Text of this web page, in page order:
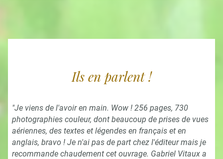
Ils en parlent !
"Je viens de l'avoir en main. Wow ! 256 pages, 730
photographies couleur, dont beaucoup de prises de vues
aériennes, des textes et légendes en français et en
anglais, bravo ! Je n'ai pas de part chez l'éditeur mais je
recommande chaudement cet ouvrage. Gabriel Vitaux a